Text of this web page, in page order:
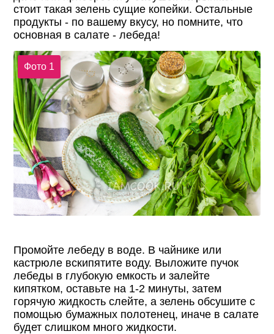
стоит такая зелень сущие копейки. Остальные
продукты - по вашему вкусу, но помните, что
основная в салате - лебеда!
Фото 1
Промойте лебеду в воде. В чайнике или
кастрюле вскипятите воду. Выложите пучок
лебеды в глубокую емкость и залейте
кипятком, оставьте на 1-2 минуты, затем
горячую жидкость слейте, а зелень обсушите с
помощью бумажных полотенец, иначе в салате
будет слишком много жидкости.